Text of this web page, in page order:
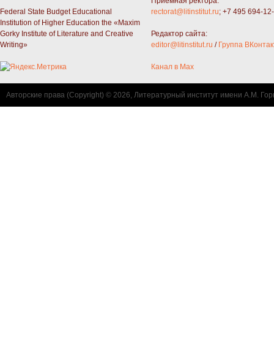
Federal State Budget Educational
Institution of Higher Education the «Maxim
Gorky Institute of Literature and Creative
Writing»
rectorat@litinstitut.ru; +7 495 694-
Редактор сайта:
editor@litinstitut.ru / Группа
Канал в Max
Авторские права (Copyright) © 2026, Литературный институт имени А.М.